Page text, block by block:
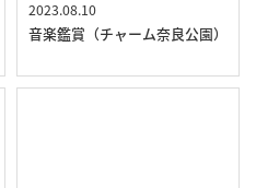
2023.08.10
音楽鑑賞（チャーム奈良公園）